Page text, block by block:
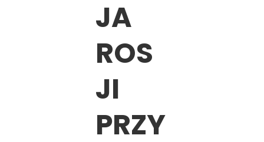
JA
ROS
JI
PRZY